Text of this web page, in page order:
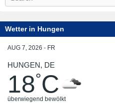
e
Wetter in Hungen
AUG 7, 2026 - FR
HUNGEN, DE
18°C
überwiegend bewölkt